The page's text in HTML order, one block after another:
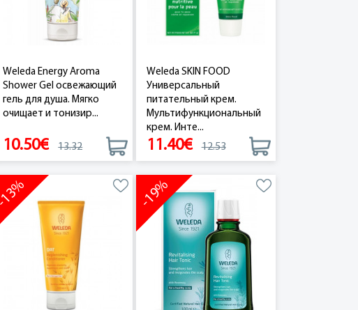
Weleda Energy Aroma
Shower Gel освежающий
гель для душа. Мягко
очищает и тонизир...
10.50€ 13.32
Weleda SKIN FOOD
Универсальный
питательный крем.
Мультифункциональный
крем. Инте...
11.40€ 12.53
-13% -19%